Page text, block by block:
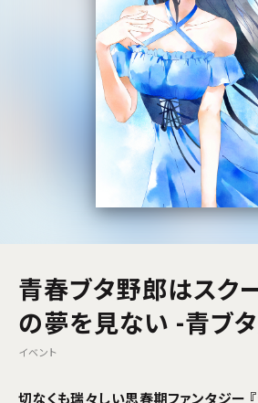
青春ブタ野郎はスク
の夢を見ない -青ブ
イベント
切なくも瑞々しい思春期ファンタジー